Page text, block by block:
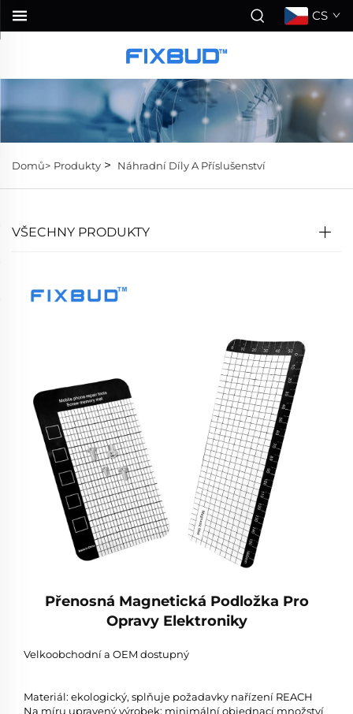
CS
Domů> Produkty > Náhradní Díly A Příslušenství
VŠECHNY PRODUKTY
Přenosná Magnetická Podložka Pro
Opravy Elektroniky
Velkoobchodní a OEM dostupný
Materiál: ekologický, splňuje požadavky nařízení REACH
Na míru upravený výrobek: minimální objednací množství